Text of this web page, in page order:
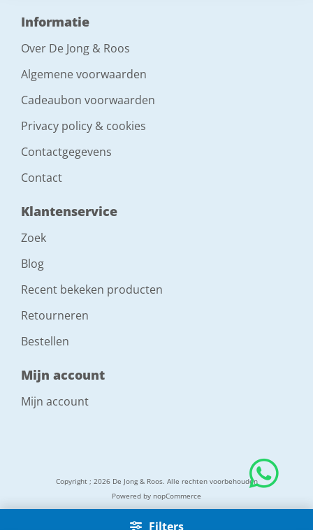
Filters
Informatie
Over De Jong & Roos
Algemene voorwaarden
Cadeaubon voorwaarden
Privacy policy & cookies
Contactgegevens
Contact
Klantenservice
Zoek
Blog
Recent bekeken producten
Retourneren
Bestellen
Mijn account
Mijn account
Copyright ; 2026 De Jong & Roos. Alle rechten voorbehouden
Powered by nopCommerce